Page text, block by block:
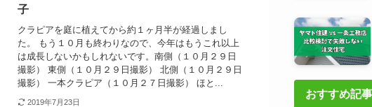
子
クラピアを庭に植えてから約１ヶ月半が経過しまし
た。 もう１０月も終わりなので、今年はもうこれ以上
は成長しないかもしれないです。南側（１０月２９日
撮影） 東側（１０月２９日撮影） 北側（１０月２９日
撮影） 一本クラピア（１０月２７日撮影） ほと...
2019年7月23日
おすすめ記事